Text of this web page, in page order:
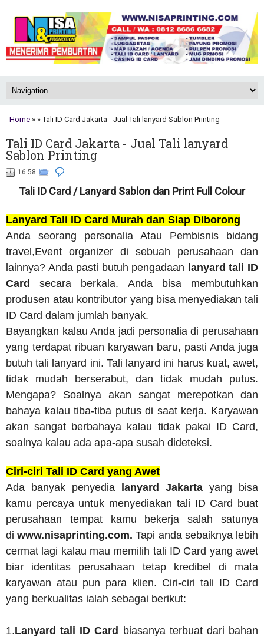
Home » » Tali ID Card Jakarta - Jual Tali lanyard Sablon Printing
Tali ID Card Jakarta - Jual Tali lanyard
Sablon Printing
16.58
Tali ID Card / Lanyard Sablon dan Print Full Colour
Lanyard Tali ID Card Murah dan Siap Diborong
Anda seorang personalia Atau Pembisnis bidang
travel,Event organizer di sebuah perusahaan dan
lainnya? Anda pasti butuh pengadaan lanyard tali ID
Cardsecara berkala. Anda bisa membutuhkan
produsen atau kontributor yang bisa menyediakan tali
ID Card dalam jumlah banyak.
Bayangkan kalau Anda jadi personalia di perusahaan
yang terdapat ribuan karyawan baru, pasti Anda juga
butuh tali lanyard ini. Tali lanyard ini harus kuat, awet,
tidak mudah berserabut, dan tidak mudah putus.
Mengapa? Soalnya akan sangat merepotkan dan
bahaya kalau tiba-tiba putus di saat kerja. Karyawan
akan sangat berbahaya kalau tidak pakai ID Card,
soalnya kalau ada apa-apa susah dideteksi.
Ciri-ciri Tali ID Card yang Awet
Ada banyak penyedia
lanyard Jakarta yang bisa
kamu percaya untuk menyediakan tali ID Card buat
perusahaan tempat kamu bekerja salah satunya
di www.nisaprinting.com. Tapi anda sebaiknya lebih
cermat lagi kalau mau memilih tali ID Card yang awet
biar identitas perusahaan tetap kredibel di mata
karyawan atau pun para klien. Ciri-ciri tali ID Card
yang berkualitas ialah sebagai berikut:
1.Lanyard tali ID Card
biasanya terbuat dari bahan